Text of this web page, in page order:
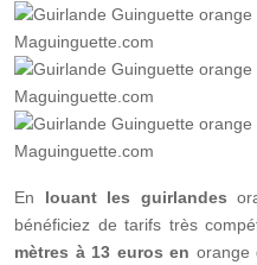
En louant les guirlandes
bénéficiez de tarifs très
mètres à 13 euros en orange